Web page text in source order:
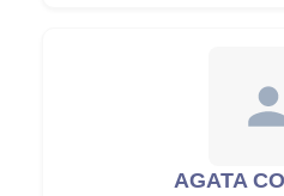
AGATA